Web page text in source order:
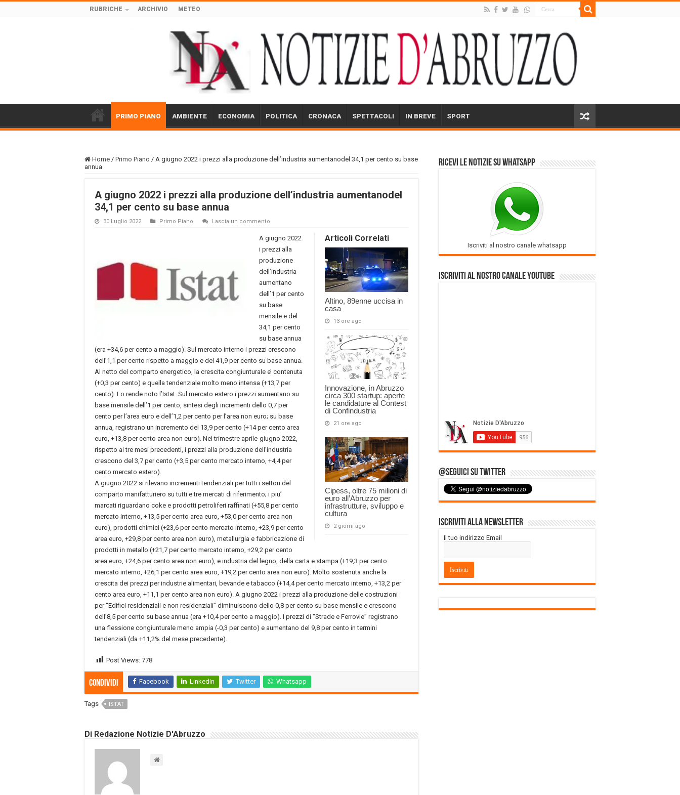
RUBRICHE ARCHIVIO METEO
PRIMO PIANO AMBIENTE ECONOMIA POLITICA CRONACA SPETTACOLI IN BREVE SPORT
Home / Primo Piano / A giugno 2022 i prezzi alla produzione dell’industria aumentanodel 34,1 per cento su base
annua
A giugno 2022 i prezzi alla produzione dell’industria aumentanodel
34,1 per cento su base annua
30 Luglio 2022 Primo Piano Lascia un commento
Articoli Correlati
Altino, 89enne uccisa in
casa
13 ore ago
Innovazione, in Abruzzo
circa 300 startup: aperte
le candidature al Contest
di Confindustria
21 ore ago
Cipess, oltre 75 milioni di
euro all’Abruzzo per
infrastrutture, sviluppo e
cultura
2 giorni ago
A giugno 2022
i prezzi alla
produzione
dell’industria
aumentano
dell’1 per cento
su base
mensile e del
34,1 per cento
su base annua
(era +34,6 per cento a maggio). Sul mercato interno i prezzi crescono
dell’1,1 per cento rispetto a maggio e del 41,9 per cento su base annua.
Al netto del comparto energetico, la crescita congiunturale e’ contenuta
(+0,3 per cento) e quella tendenziale molto meno intensa (+13,7 per
cento). Lo rende noto l’Istat. Sul mercato estero i prezzi aumentano su
base mensile dell’1 per cento, sintesi degli incrementi dello 0,7 per
cento per l’area euro e dell’1,2 per cento per l’area non euro; su base
annua, registrano un incremento del 13,9 per cento (+14 per cento area
euro, +13,8 per cento area non euro). Nel trimestre aprile-giugno 2022,
rispetto ai tre mesi precedenti, i prezzi alla produzione dell’industria
crescono del 3,7 per cento (+3,5 per cento mercato interno, +4,4 per
cento mercato estero).
A giugno 2022 si rilevano incrementi tendenziali per tutti i settori del
comparto manifatturiero su tutti e tre mercati di riferimento; i piu’
marcati riguardano coke e prodotti petroliferi raffinati (+55,8 per cento
mercato interno, +13,5 per cento area euro, +53,0 per cento area non
euro), prodotti chimici (+23,6 per cento mercato interno, +23,9 per cento
area euro, +29,8 per cento area non euro), metallurgia e fabbricazione di
prodotti in metallo (+21,7 per cento mercato interno, +29,2 per cento
area euro, +24,6 per cento area non euro), e industria del legno, della carta e stampa (+19,3 per cento
mercato interno, +26,1 per cento area euro, +19,2 per cento area non euro). Molto sostenuta anche la
crescita dei prezzi per industrie alimentari, bevande e tabacco (+14,4 per cento mercato interno, +13,2 per
cento area euro, +11,1 per cento area non euro). A giugno 2022 i prezzi alla produzione delle costruzioni
per “Edifici residenziali e non residenziali” diminuiscono dello 0,8 per cento su base mensile e crescono
dell’8,5 per cento su base annua (era +10,4 per cento a maggio). I prezzi di “Strade e Ferrovie” registrano
una flessione congiunturale meno ampia (-0,3 per cento) e aumentano del 9,8 per cento in termini
tendenziali (da +11,2% del mese precedente).
Post Views: 778
Condividi Facebook LinkedIn Twitter Whatsapp
Tags ISTAT
Di Redazione Notizie D'Abruzzo
Ricevi le notizie su Whatsapp
Iscriviti al nostro canale whatsapp
Iscriviti al nostro Canale Youtube
@Seguici su Twitter
Iscriviti alla Newsletter
Il tuo indirizzo Email